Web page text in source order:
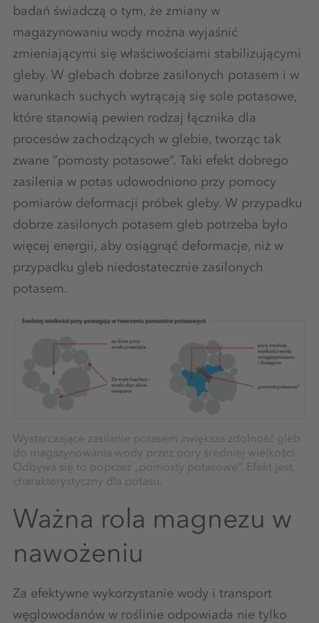
badań świadczą o tym, że zmiany w
magazynowaniu wody można wyjaśnić
zmieniającymi się właściwościami stabilizującymi
gleby. W glebach dobrze zasilonych potasem i w
warunkach suchych wytrącają się sole potasowe,
które stanowią pewien rodzaj łącznika dla
procesów zachodzących w glebie, tworząc tak
zwane ”pomosty potasowe”. Taki efekt dobrego
zasilenia w potas udowodniono przy pomocy
pomiarów deformacji próbek gleby. W przypadku
dobrze zasilonych potasem gleb potrzeba było
więcej energii, aby osiągnąć deformacje, niż w
przypadku gleb niedostatecznie zasilonych
potasem.
Wystarczające zasilanie potasem zwiększa zdolność gleb
do magazynowania wody przez pory średniej wielkości.
Odbywa się to poprzez „pomosty potasowe”. Efekt jest
charakterystyczny dla potasu.
Ważna rola magnezu w
nawożeniu
Za efektywne wykorzystanie wody i transport
węglowodanów w roślinie odpowiada nie tylko